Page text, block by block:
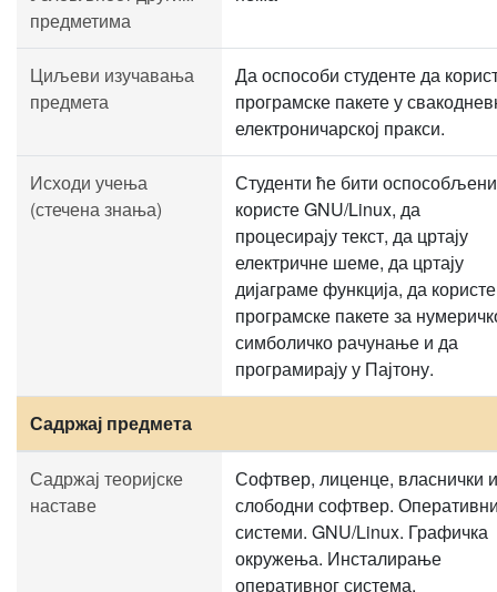
предметима
Циљеви изучавања
предмета
Да оспособи студенте да
програмске пакете у
електроничарској пракси.
Исходи учења
(стечена знања)
Студенти ће бити
користе GNU/Linux, да
процесирају текст, да цртају
електричне шеме, да цртају
дијаграме функција, да користе
програмске пакете за
симболичко рачунање и да
програмирају у Пајтону.
Садржај предмета
Садржај теоријске
наставе
Софтвер, лиценце, власнички и
слободни софтвер.
системи. GNU/Linux. Графичка
окружења. Инсталирање
оперативног система.